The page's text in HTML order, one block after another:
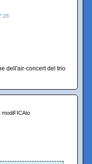
dell'air-concert del trio
modiFICAto